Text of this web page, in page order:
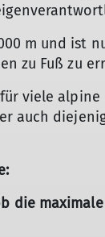
m und ist
zu Fuß zu
viele
auch
die